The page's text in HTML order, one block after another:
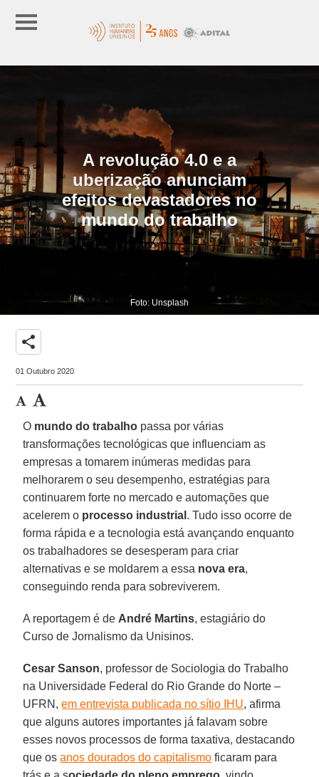
A revolução 4.0 e a
uberização anunciam
efeitos devastadores no
mundo do trabalho
Foto: Unsplash
share
01 Outubro 2020
O mundo do trabalho passa por várias
transformações tecnológicas que influenciam as
empresas a tomarem inúmeras medidas para
melhorarem o seu desempenho, estratégias para
continuarem forte no mercado e automações que
acelerem o processo industrial . Tudo isso ocorre de
forma rápida e a tecnologia está avançando enquanto
os trabalhadores se desesperam para criar
alternativas e se moldarem a essa nova era,
conseguindo renda para sobreviverem.
A reportagem é de André Martins, estagiário do
Curso de Jornalismo da Unisinos.
Cesar Sanson, professor de Sociologia do Trabalho
na Universidade Federal do Rio Grande do Norte –
UFRN,em entrevista publicada no sítio IHU, afirma
que alguns autores importantes já falavam sobre
esses novos processos de forma taxativa, destacando
que osanos dourados do capitalismo ficaram para